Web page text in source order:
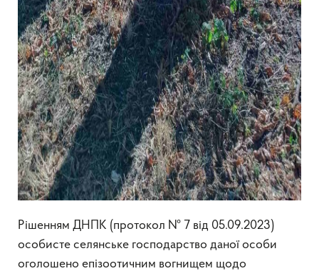
Рішенням ДНПК (протокол № 7 від 05.09.2023)
особисте селянське господарство даної особи
оголошено епізоотичним вогнищем щодо